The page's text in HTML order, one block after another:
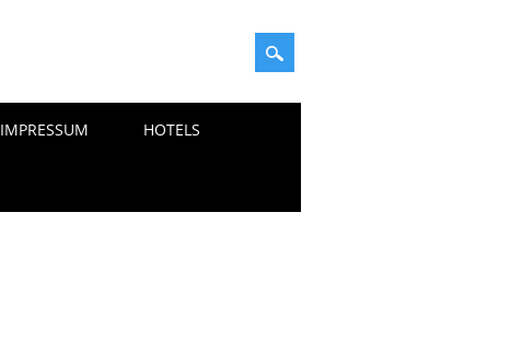
IMPRESSUM HOTELS